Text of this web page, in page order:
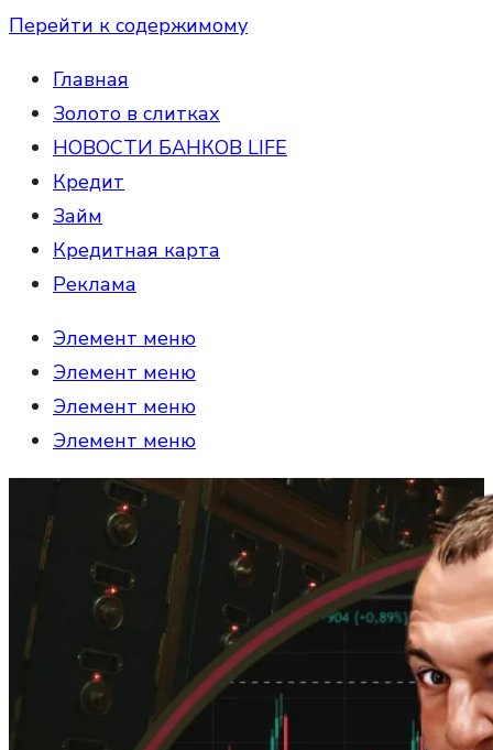
Перейти к содержимому
Главная
Золото в слитках
НОВОСТИ БАНКОВ LIFE
Кредит
Займ
Кредитная карта
Реклама
Элемент меню
Элемент меню
Элемент меню
Элемент меню